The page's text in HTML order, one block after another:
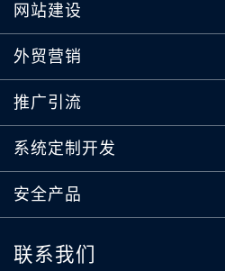
网站建设
外贸营销
推广引流
系统定制开发
安全产品
联系我们